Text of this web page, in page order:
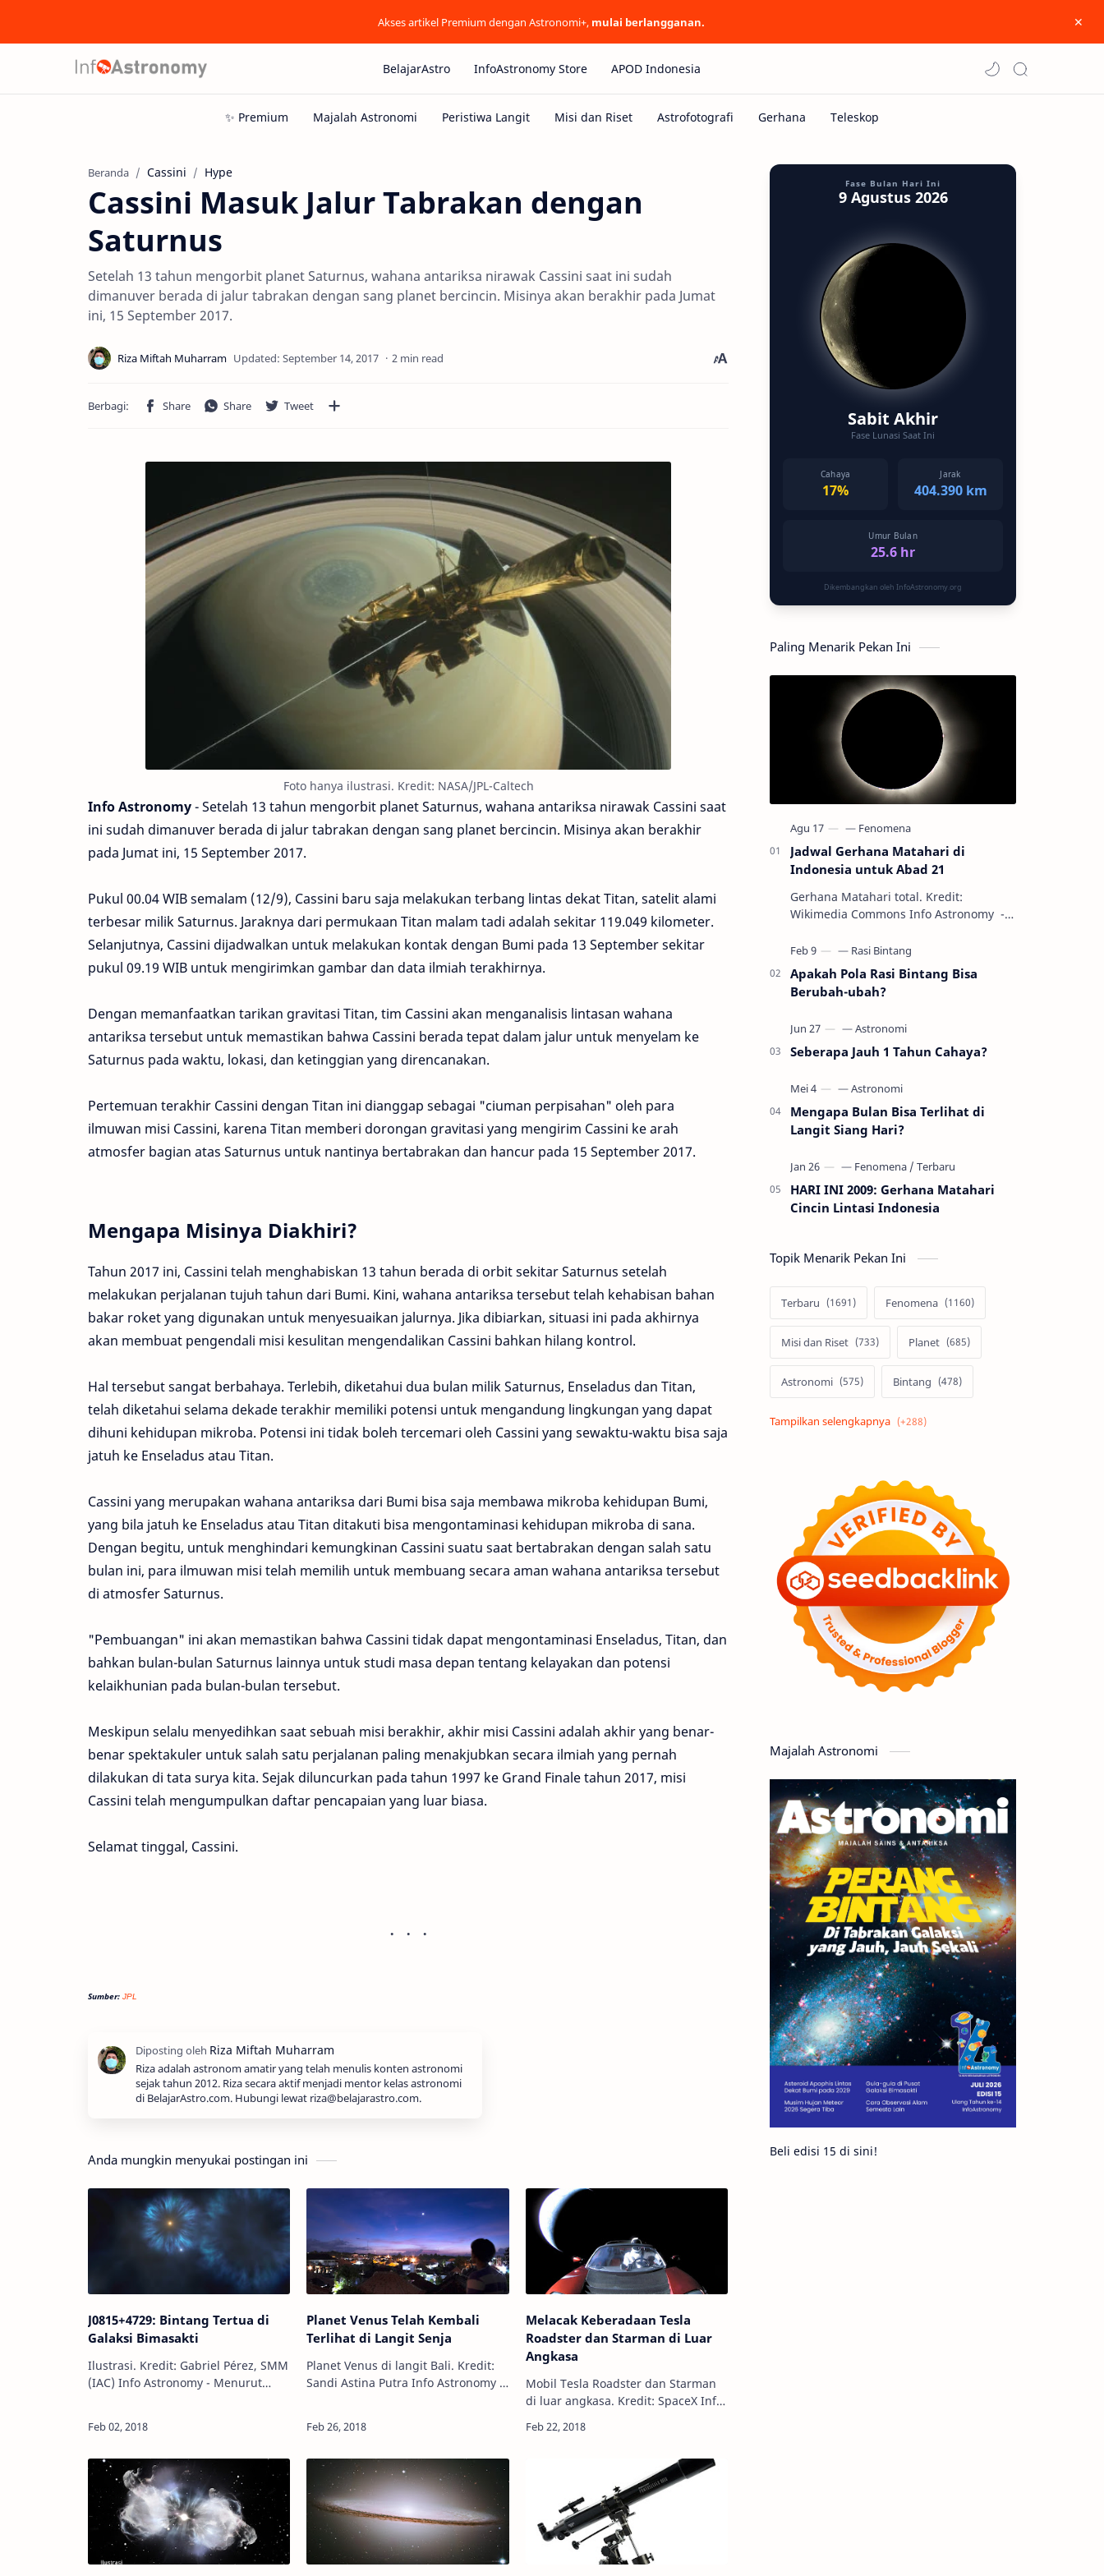
Akses artikel Premium dengan Astronomi+, mulai berlangganan.
BelajarAstro InfoAstronomy Store APOD Indonesia
Beranda Cassini Hype
Cassini Masuk Jalur Tabrakan dengan
Saturnus
Setelah 13 tahun mengorbit planet Saturnus, wahana antariksa nirawak Cassini saat ini sudah
dimanuver berada di jalur tabrakan dengan sang planet bercincin. Misinya akan berakhir pada Jumat
ini, 15 September 2017.
2 min read
Foto hanya ilustrasi. Kredit: NASA/JPL-Caltech
Info Astronomy- Setelah 13 tahun mengorbit planet Saturnus, wahana antariksa nirawak Cassini saat
ini sudah dimanuver berada di jalur tabrakan dengan sang planet bercincin. Misinya akan berakhir
pada Jumat ini, 15 September 2017.
Pukul 00.04 WIB semalam (12/9), Cassini baru saja melakukan terbang lintas dekat Titan, satelit alami
terbesar milik Saturnus. Jaraknya dari permukaan Titan malam tadi adalah sekitar 119.049 kilometer.
Selanjutnya, Cassini dijadwalkan untuk melakukan kontak dengan Bumi pada 13 September sekitar
pukul 09.19 WIB untuk mengirimkan gambar dan data ilmiah terakhirnya.
Dengan memanfaatkan tarikan gravitasi Titan, tim Cassini akan menganalisis lintasan wahana
antariksa tersebut untuk memastikan bahwa Cassini berada tepat dalam jalur untuk menyelam ke
Saturnus pada waktu, lokasi, dan ketinggian yang direncanakan.
Pertemuan terakhir Cassini dengan Titan ini dianggap sebagai "ciuman perpisahan" oleh para
ilmuwan misi Cassini, karena Titan memberi dorongan gravitasi yang mengirim Cassini ke arah
atmosfer bagian atas Saturnus untuk nantinya bertabrakan dan hancur pada 15 September 2017.
Mengapa Misinya Diakhiri?
Tahun 2017 ini, Cassini telah menghabiskan 13 tahun berada di orbit sekitar Saturnus setelah
melakukan perjalanan tujuh tahun dari Bumi. Kini, wahana antariksa tersebut telah kehabisan bahan
bakar roket yang digunakan untuk menyesuaikan jalurnya. Jika dibiarkan, situasi ini pada akhirnya
akan membuat pengendali misi kesulitan mengendalikan Cassini bahkan hilang kontrol.
Hal tersebut sangat berbahaya. Terlebih, diketahui dua bulan milik Saturnus, Enseladus dan Titan,
telah diketahui selama dekade terakhir memiliki potensi untuk mengandung lingkungan yang dapat
dihuni kehidupan mikroba. Potensi ini tidak boleh tercemari oleh Cassini yang sewaktu-waktu bisa saja
jatuh ke Enseladus atau Titan.
Cassini yang merupakan wahana antariksa dari Bumi bisa saja membawa mikroba kehidupan Bumi,
yang bila jatuh ke Enseladus atau Titan ditakuti bisa mengontaminasi kehidupan mikroba di sana.
Dengan begitu, untuk menghindari kemungkinan Cassini suatu saat bertabrakan dengan salah satu
bulan ini, para ilmuwan misi telah memilih untuk membuang secara aman wahana antariksa tersebut
di atmosfer Saturnus.
"Pembuangan" ini akan memastikan bahwa Cassini tidak dapat mengontaminasi Enseladus, Titan, dan
bahkan bulan-bulan Saturnus lainnya untuk studi masa depan tentang kelayakan dan potensi
kelaikhunian pada bulan-bulan tersebut.
Meskipun selalu menyedihkan saat sebuah misi berakhir, akhir misi Cassini adalah akhir yang benar-
benar spektakuler untuk salah satu perjalanan paling menakjubkan secara ilmiah yang pernah
dilakukan di tata surya kita. Sejak diluncurkan pada tahun 1997 ke Grand Finale tahun 2017, misi
Cassini telah mengumpulkan daftar pencapaian yang luar biasa.
Selamat tinggal, Cassini.
Sumber: JPL
Riza adalah astronom amatir yang telah menulis konten astronomi
sejak tahun 2012. Riza secara aktif menjadi mentor kelas astronomi
di BelajarAstro.com. Hubungi lewat riza@belajarastro.com.
Anda mungkin menyukai postingan ini
J0815+4729: Bintang Tertua di
Galaksi Bimasakti
Ilustrasi. Kredit: Gabriel Pérez, SMM
(IAC) Info Astronomy - Menurut
yang dikenal sebagai Big Bang.
Planet Venus Telah Kembali
Terlihat di Langit Senja
Planet Venus di langit Bali. Kredit:
Sandi Astina Putra Info Astronomy -
Matahari itu akhirnya akan kembal…
Melacak Keberadaan Tesla
Roadster dan Starman di Luar
Angkasa
Mobil Tesla Roadster dan Starman
di luar angkasa. Kredit: SpaceX Info
kemarin, perusahaan antariksa
Fase Bulan Hari Ini
9 Agustus 2026
Sabit Akhir
Fase Lunasi Saat Ini
Cahaya
17%
Jarak
404.390 km
Umur Bulan
25.6 hr
Dikembangkan oleh InfoAstronomy.org
Paling Menarik Pekan Ini
Jadwal Gerhana Matahari di
Indonesia untuk Abad 21
Gerhana Matahari total. Kredit:
Wikimedia Commons Info Astronomy -
gerhana Matahari akan terjadi sebanyak
22…
Apakah Pola Rasi Bintang Bisa
Berubah-ubah?
Seberapa Jauh 1 Tahun Cahaya?
Mengapa Bulan Bisa Terlihat di
Langit Siang Hari?
HARI INI 2009: Gerhana Matahari
Cincin Lintasi Indonesia
Topik Menarik Pekan Ini
Terbaru Fenomena
Misi dan Riset Planet
Astronomi Bintang
Alam semesta Galaksi
Tata Surya
Hype Astronot
Asteroid Observasi
Premium Komet
Penelitian
Satelit
Aurora Supernova
Nebula Sponsored
Matahari Featured
Mars Planet Katai
GMT 2016 History
Hoax Bima Sakti
Meteor Gerhana
Komet ISON Jupiter
Planet Kerdil Bumi
Pengetahuan Berita
Majalah Astronomi
Beli edisi 15 di sini!